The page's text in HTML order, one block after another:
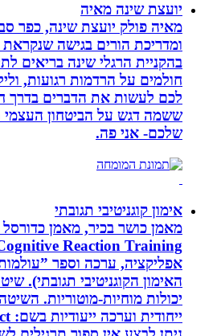
יועצת שינה מאיה
מאיה פולק יועצת שינה, כפר סבא,,
ומדריכת הורים בגישה שנקראת
בהקניית הרגלי שינה בריאים
חולמים על הרדמות רגועות, ולילות
לכם לעשות את הדברים בדרך
ששמה דגש על הביטחון העצמי
שלכם- אני פה.
אימון קוגניטיבי תגובתי
מאמן כושר בכיר, מאמן כדורסל
אפליקציה, ערכה וספר ”עולמות
האימון הקוגניטיבי תגובתי). שיטה
יכולות מוחיות-מוטוריות. השיטה